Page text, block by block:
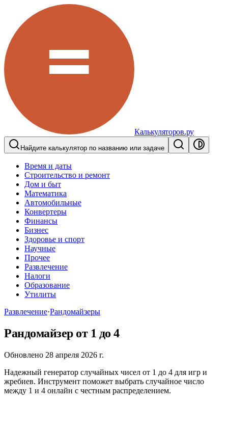
Калькуляторов.ру
Найдите калькулятор по названию или задаче
Время и даты
Строительство и ремонт
Дом и быт
Математика
Автомобильные
Конвертеры
Финансы
Бизнес
Здоровье и спорт
Научные
Прочее
Развлечение
Налоги
Образование
Утилиты
Развлечение·Рандомайзеры
Рандомайзер от 1 до 4
Обновлено 28 апреля 2026 г.
Надежный генератор случайных чисел от 1 до 4 для игр и
жребиев. Инструмент поможет выбрать случайное число
между 1 и 4 онлайн с честным распределением.